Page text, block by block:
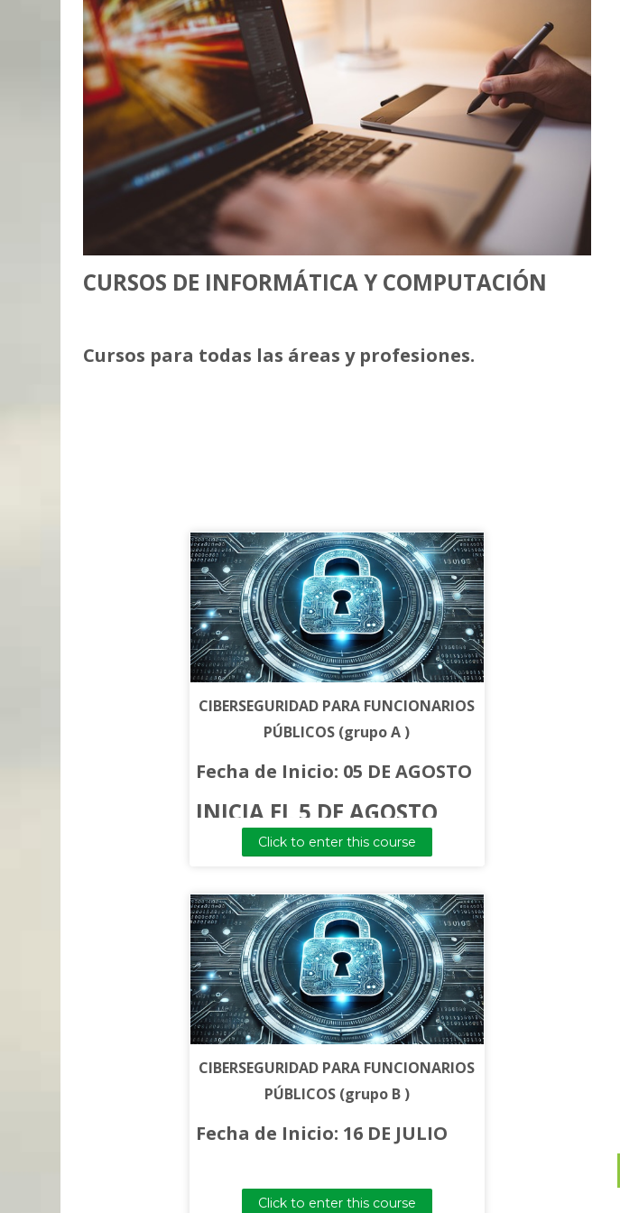
CURSOS DE INFORMÁTICA Y COMPUTACIÓN
Cursos para todas las áreas y profesiones.
CIBERSEGURIDAD PARA FUNCIONARIOS
PÚBLICOS (grupo A )
Fecha de Inicio: 05 DE AGOSTO
INICIA EL 5 DE AGOSTO
Click to enter this course
CIBERSEGURIDAD PARA FUNCIONARIOS
PÚBLICOS (grupo B )
Fecha de Inicio: 16 DE JULIO
Click to enter this course